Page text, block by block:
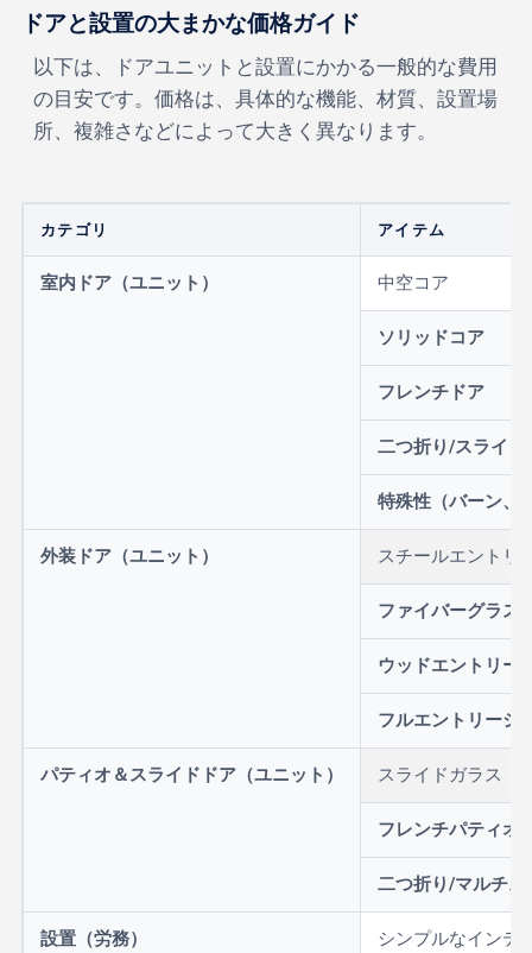
ドアと設置の大まかな価格ガイド
以下は、ドアユニットと設置にかかる一般的な費用
の目安です。価格は、具体的な機能、材質、設置場
所、複雑さなどによって大きく異なります。
カテゴリ アイテム
室内ドア（ユニット） 中空コア
ソリッドコア
フレンチドア
二つ折り/スライド
特殊性（バーン、
外装ドア（ユニット） スチールエントリ
ファイバーグラス
ウッドエントリー
フルエントリーシ
パティオ＆スライドドア（ユニット） スライドガラス
フレンチパティオ
二つ折り/マルチス
設置（労務） シンプルなインテ